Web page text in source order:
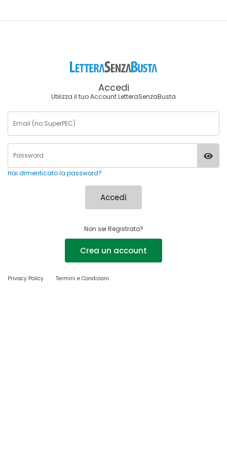
Accedi
Utilizza il tuo Account LetteraSenzaBusta
Hai dimenticato la password?
Accedi
Non sei Registrato?
Crea un account
Privacy Policy Termini e Condizioni